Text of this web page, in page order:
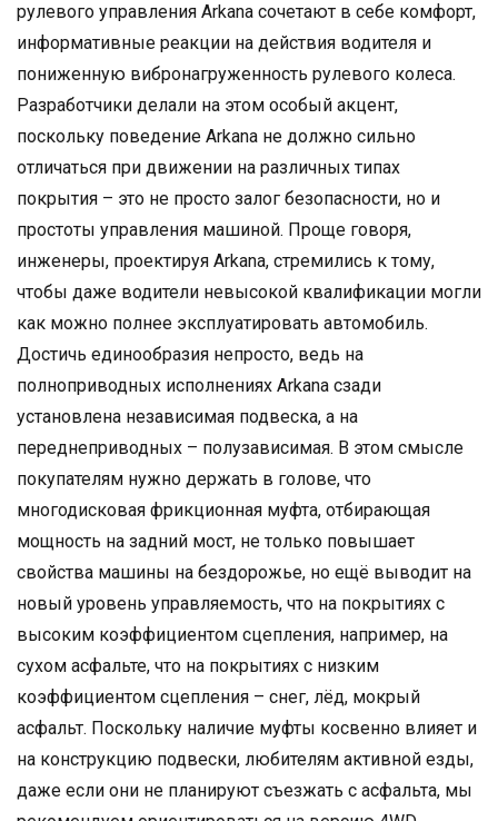
рулевого управления Arkana сочетают в себе комфорт,
информативные реакции на действия водителя и
пониженную вибронагруженность рулевого колеса.
Разработчики делали на этом особый акцент,
поскольку поведение Arkana не должно сильно
отличаться при движении на различных типах
покрытия – это не просто залог безопасности, но и
простоты управления машиной. Проще говоря,
инженеры, проектируя Arkana, стремились к тому,
чтобы даже водители невысокой квалификации могли
как можно полнее эксплуатировать автомобиль.
Достичь единообразия непросто, ведь на
полноприводных исполнениях Arkana сзади
установлена независимая подвеска, а на
переднеприводных – полузависимая. В этом смысле
покупателям нужно держать в голове, что
многодисковая фрикционная муфта, отбирающая
мощность на задний мост, не только повышает
свойства машины на бездорожье, но ещё выводит на
новый уровень управляемость, что на покрытиях с
высоким коэффициентом сцепления, например, на
сухом асфальте, что на покрытиях с низким
коэффициентом сцепления – снег, лёд, мокрый
асфальт. Поскольку наличие муфты косвенно влияет и
на конструкцию подвески, любителям активной езды,
даже если они не планируют съезжать с асфальта, мы